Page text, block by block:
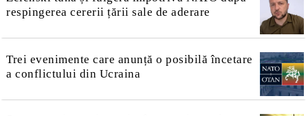
respingerea cererii țării sale de aderare
Trei evenimente care anunță o posibilă încetare
a conflictului din Ucraina